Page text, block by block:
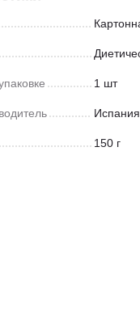
1 шт
Испания
150 г